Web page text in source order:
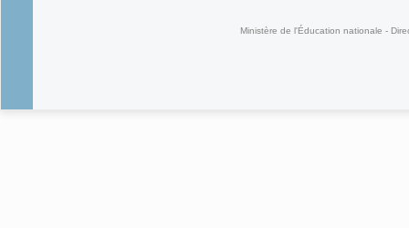
Ministère de l'Éducation nationale -